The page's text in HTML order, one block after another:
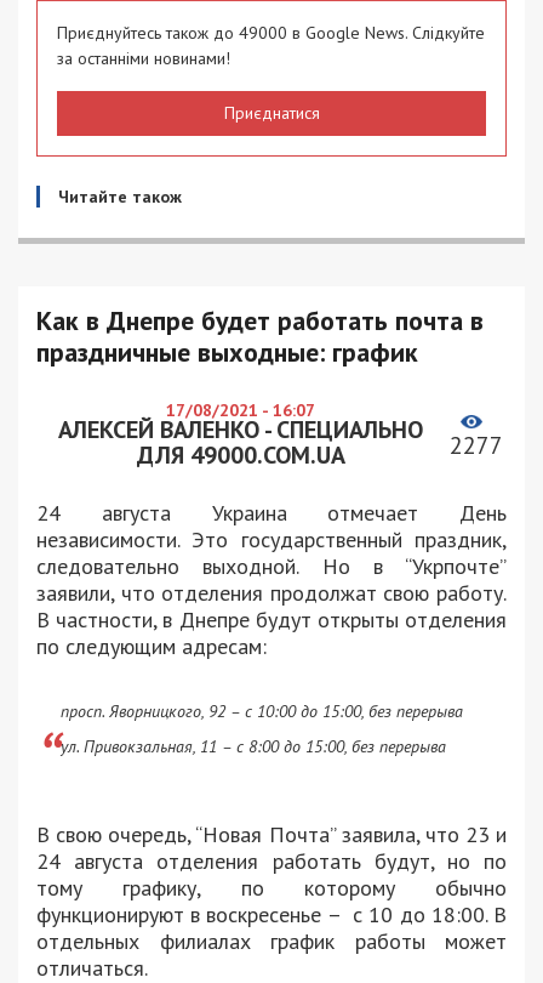
Приєднуйтесь також до 49000 в Google News. Слідкуйте
за останніми новинами!
Приєднатися
Читайте також
Как в Днепре будет работать почта в
праздничные выходные: график
17/08/2021 - 16:07
АЛЕКСЕЙ ВАЛЕНКО - СПЕЦИАЛЬНО
ДЛЯ 49000.COM.UA
2277
24 августа Украина отмечает День
независимости. Это государственный праздник,
следовательно выходной. Но в “Укрпочте”
заявили, что отделения продолжат свою работу.
В частности, в Днепре будут открыты отделения
по следующим адресам:
просп. Яворницкого, 92 – с 10:00 до 15:00, без перерыва
ул. Привокзальная, 11 – с 8:00 до 15:00, без перерыва
В свою очередь, “Новая Почта” заявила, что 23 и
24 августа отделения работать будут, но по
тому графику, по которому обычно
функционируют в воскресенье – с 10 до 18:00. В
отдельных филиалах график работы может
отличаться.